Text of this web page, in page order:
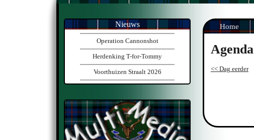
Home
Agenda
<< Dag eerder
Nieuws
Operation Cannonshot
Herdenking T-for-Tommy
Voorthuizen Straalt 2026